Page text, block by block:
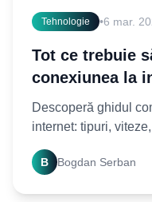
Tehnologie •6 mar.
Tot ce trebuie
conexiunea la
Descoperă ghidul
internet: tipuri,
mai sta fără o
despre
B Bogdan Serban